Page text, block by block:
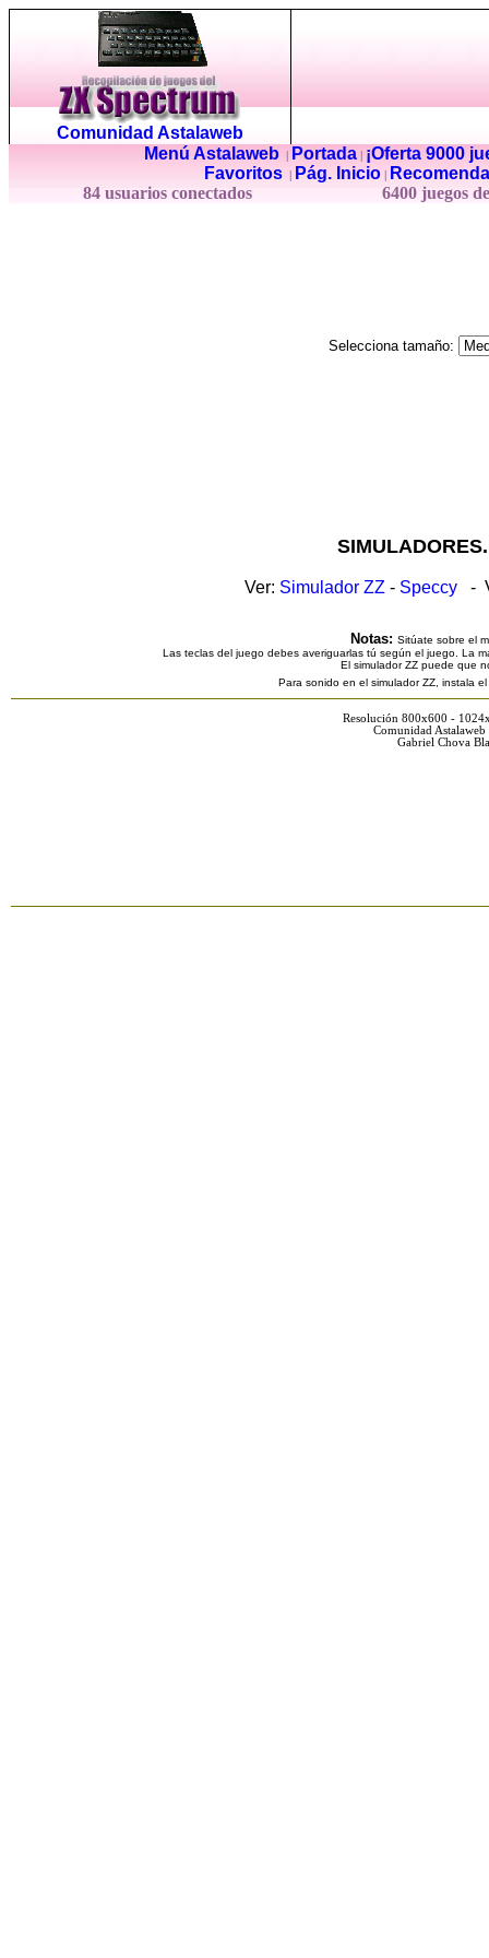
Comunidad Astalaweb
Menú Astalaweb| Portada|
¡Oferta 9000
Favoritos
Pág. Inicio
84 usuarios conectados
6400 juegos
Selecciona tamaño:
Ver: Simulador ZZ - Speccy -
Notas: Sitúate sobre el
Las teclas del juego debes averiguarlas tú según el juego. La
El simulador ZZ puede que
Para sonido en el simulador ZZ, instala
Resolución 800x600 -
Comunidad
Gabriel Chova